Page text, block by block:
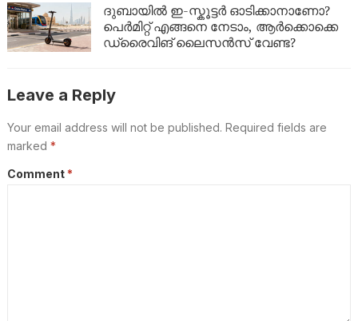
ദുബായിൽ ഇ-സ്കൂട്ടർ ഓടിക്കാനാണോ?
പെർമിറ്റ് എങ്ങനെ നേടാം, ആർക്കൊക്കെ
ഡ്രൈവിങ് ലൈസൻസ് വേണ്ട?
Leave a Reply
Your email address will not be published. Required fields are
marked *
Comment *